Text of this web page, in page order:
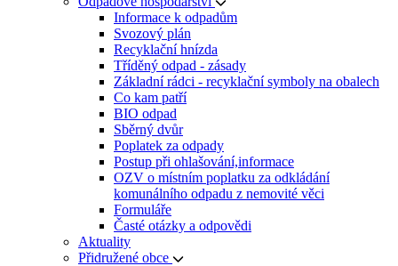
Informace k odpadům
Svozový plán
Recyklační hnízda
Tříděný odpad - zásady
Základní rádci - recyklační symboly na obalech
Co kam patří
BIO odpad
Sběrný dvůr
Poplatek za odpady
Postup při ohlašování,informace
OZV o místním poplatku za odkládání
komunálního odpadu z nemovité věci
Formuláře
Časté otázky a odpovědi
Aktuality
Přidružené obce